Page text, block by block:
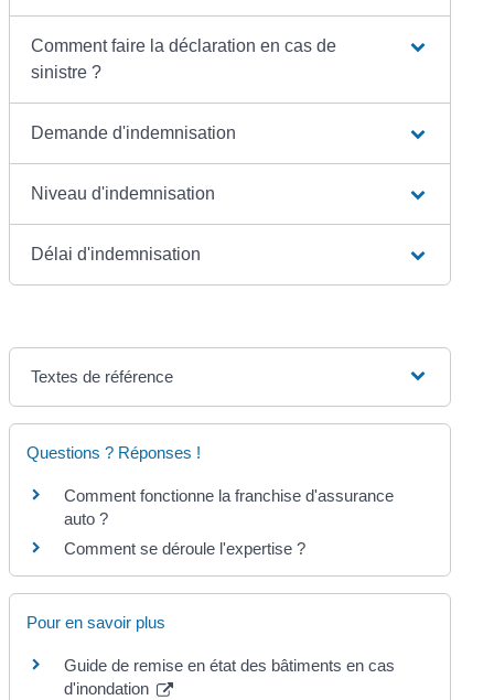
Comment faire la déclaration en cas de
sinistre ?
Demande d'indemnisation
Niveau d'indemnisation
Délai d'indemnisation
Textes de référence
Questions ? Réponses !
Comment fonctionne la franchise d'assurance
auto ?
Comment se déroule l'expertise ?
Pour en savoir plus
Guide de remise en état des bâtiments en cas
d'inondation